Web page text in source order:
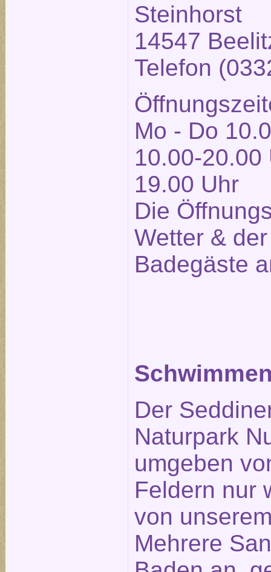
Steinhorst
14547
Telefon
Mo - Do
10.00-20.00
19.00 Uhr
Die
Wetter &
Badegäste
Der
Naturpark
umgeben
Feldern nur
von
Mehrere